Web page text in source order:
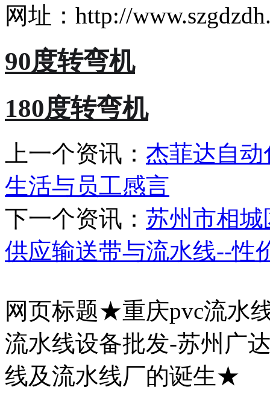
网址：http://
90度转弯机
180度转弯机
上一个资讯： 杰菲达自
生活与员工感言
下一个资讯： 苏州市相
供应输送带与流水线--性
网页标题★重庆pvc流水
流水线设备批发-苏州广
线及流水线厂的诞生★